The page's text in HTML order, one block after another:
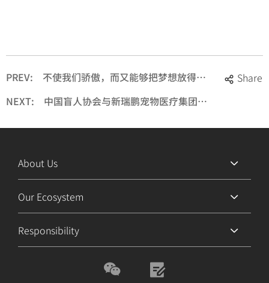
Share
PREV:
不使我们骄傲，而又能够把梦想放得更高，相聚2022新瑞鹏围炉夜话第一期：根植理想，医路华章
NEXT:
中国盲人协会与新瑞鹏宠物医疗集团联合开展导盲犬免费体检公益活动
About Us
Our Ecosystem
Responsibility